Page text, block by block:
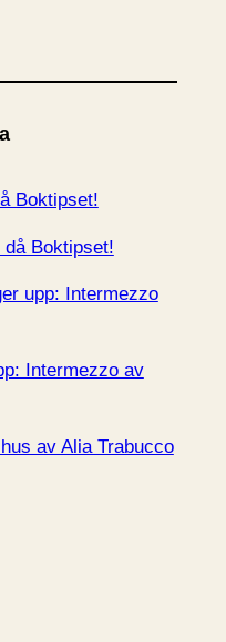
Boktipset!
då Boktipset!
upp: Intermezzo
Intermezzo av
av Alia Trabucco